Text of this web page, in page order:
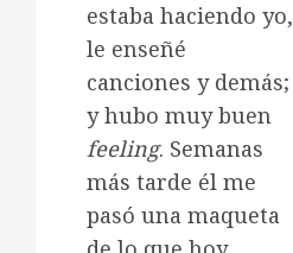
estaba haciendo yo,
le enseñé
canciones y demás;
y hubo muy buen
feeling. Semanas
más tarde él me
pasó una maqueta